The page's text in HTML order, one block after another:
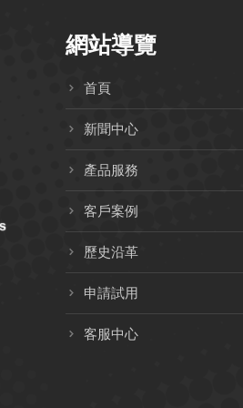
網站導覽
首頁
新聞中心
產品服務
客戶案例
歷史沿革
申請試用
客服中心